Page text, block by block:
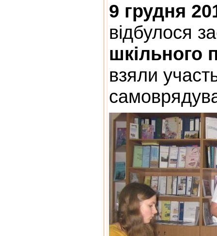
9 грудня
відбулося
шкільного
взяли